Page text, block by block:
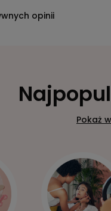
opinii
Pokaż